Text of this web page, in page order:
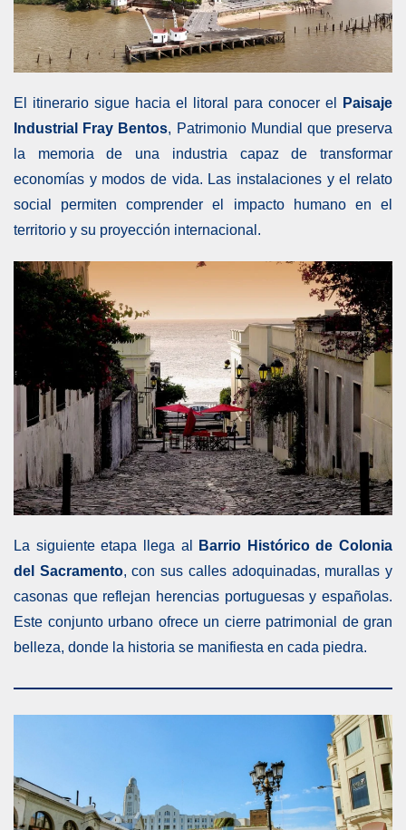
El itinerario sigue hacia el litoral para conocer el
Paisaje
Industrial Fray Bentos, Patrimonio Mundial que preserva
la memoria de una industria capaz de transformar
economías y modos de vida. Las instalaciones y el relato
social permiten comprender el impacto humano en el
territorio y su proyección internacional.
La siguiente etapa llega al
Barrio Histórico de Colonia
del Sacramento, con sus calles adoquinadas, murallas y
casonas que reflejan herencias portuguesas y españolas.
Este conjunto urbano ofrece un cierre patrimonial de gran
belleza, donde la historia se manifiesta en cada piedra.